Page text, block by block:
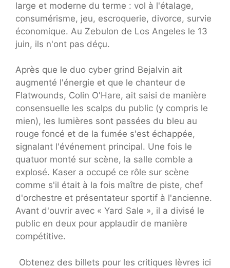
large et moderne du terme : vol à l'étalage,
consumérisme, jeu, escroquerie, divorce, survie
économique. Au Zebulon de Los Angeles le 13
juin, ils n'ont pas déçu.
Après que le duo cyber grind Bejalvin ait
augmenté l'énergie et que le chanteur de
Flatwounds, Colin O'Hare, ait saisi de manière
consensuelle les scalps du public (y compris le
mien), les lumières sont passées du bleu au
rouge foncé et de la fumée s'est échappée,
signalant l'événement principal. Une fois le
quatuor monté sur scène, la salle comble a
explosé. Kaser a occupé ce rôle sur scène
comme s'il était à la fois maître de piste, chef
d'orchestre et présentateur sportif à l'ancienne.
Avant d'ouvrir avec « Yard Sale », il a divisé le
public en deux pour applaudir de manière
compétitive.
Obtenez des billets pour les critiques lèvres ici